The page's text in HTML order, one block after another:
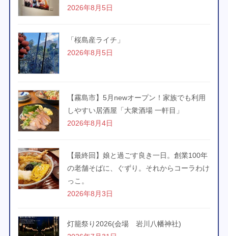
2026年8月5日
「桜島産ライチ」
2026年8月5日
【霧島市】5月newオープン！家族でも利用
しやすい居酒屋「大衆酒場 一軒目」
2026年8月4日
【最終回】娘と過ごす良き一日。創業100年
の老舗そばに、ぐずり。それからコーラわけ
っこ。
2026年8月3日
灯籠祭り2026(会場 岩川八幡神社)